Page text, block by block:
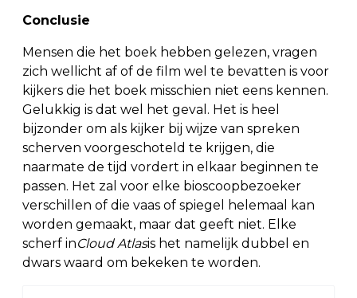
Conclusie
Mensen die het boek hebben gelezen, vragen
zich wellicht af of de film wel te bevatten is voor
kijkers die het boek misschien niet eens kennen.
Gelukkig is dat wel het geval. Het is heel
bijzonder om als kijker bij wijze van spreken
scherven voorgeschoteld te krijgen, die
naarmate de tijd vordert in elkaar beginnen te
passen. Het zal voor elke bioscoopbezoeker
verschillen of die vaas of spiegel helemaal kan
worden gemaakt, maar dat geeft niet. Elke
scherf inCloud Atlasis het namelijk dubbel en
dwars waard om bekeken te worden.